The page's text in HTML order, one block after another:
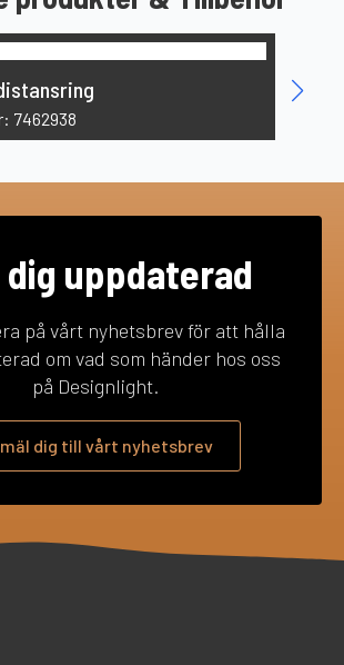
7462938
E-
dig uppdaterad
på vårt nyhetsbrev för att hålla
om vad som händer hos oss
på Designlight.
dig till vårt nyhetsbrev